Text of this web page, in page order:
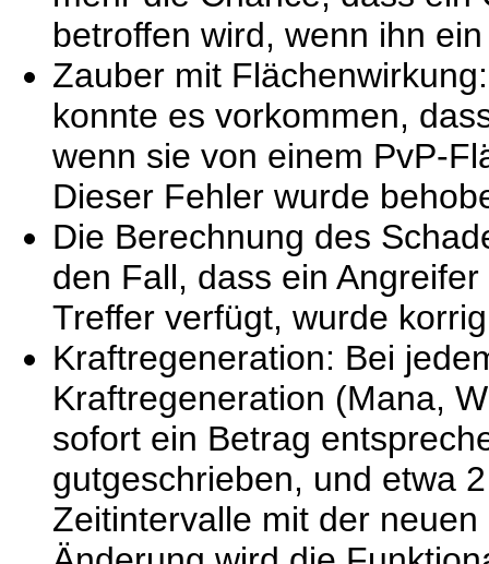
betroffen wird, wenn ihn
Zauber mit
konnte es vorkommen,
wenn sie von einem PvP-
Dieser Fehler wurde
Die Berechnung des
den Fall, dass ein
Treffer verfügt, wurde
Kraftregeneration: Bei
Kraftregeneration (Mana,
sofort ein Betrag
gutgeschrieben, und etwa
Zeitintervalle mit der